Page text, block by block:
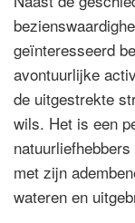
geïnteresseerd
avontuurlijke
de uitgestrekte
wils. Het is een
met zijn
wateren en